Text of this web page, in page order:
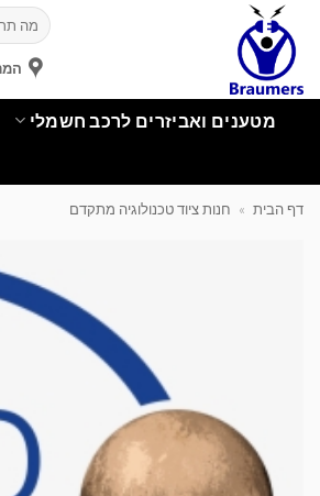
content
חיפוש
עבור:
מטענים ואביזרים לרכב חשמלי
דף הבית » חנות ציוד טכנולוגיה מתקדם